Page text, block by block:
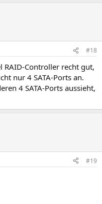
#18
RAID-Controller recht gut,
nur 4 SATA-Ports an.
4 SATA-Ports aussieht,
#19